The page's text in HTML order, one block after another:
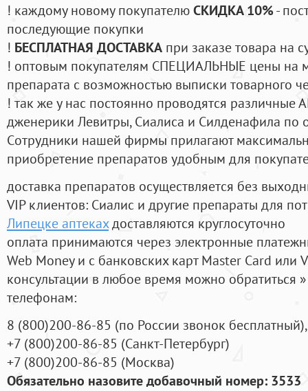
! каждому новому покупателюСКИДКА 10%-
последующие покупки
! БЕСПЛАТНАЯ ДОСТАВКА при заказе товара на
! оптовым покупателям СПЕЦИАЛЬНЫЕ цены на
препарата с возможностью выписки товарного
! так же у нас постоянно проводятся
дженерики Левитры, Сиалиса и Силденафила по
Cотрудники нашей фирмы прилагают
приобретение препаратов удобным для
доставка препаратов осуществляется без
VIP клиентов: Сиалис и другие препараты для
Липецке аптекахдоставляются круглосуточно
оплата принимаются через электронные
Web Money и с банковских карт Master Card или
консультации в любое время можно обратиться
телефонам:
8 (800)200-86-85 (по России звонок бесплатный),
+7 (800)200-86-85 (Санкт-Петербург)
+7 (800)200-86-85 (Москва)
Обязательно назовите добавочный номер: 3533